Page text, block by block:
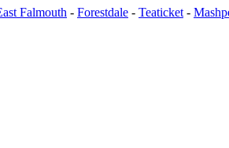
Falmouth - Forestdale - Teaticket -